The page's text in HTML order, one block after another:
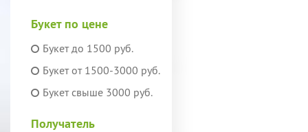
Букет по цене
Букет до 1500 руб.
Букет от 1500-3000 руб.
Букет свыше 3000 руб.
Получатель